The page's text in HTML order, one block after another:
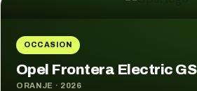
OCCASION
Opel Frontera Electric GS
ORANJE · 2026